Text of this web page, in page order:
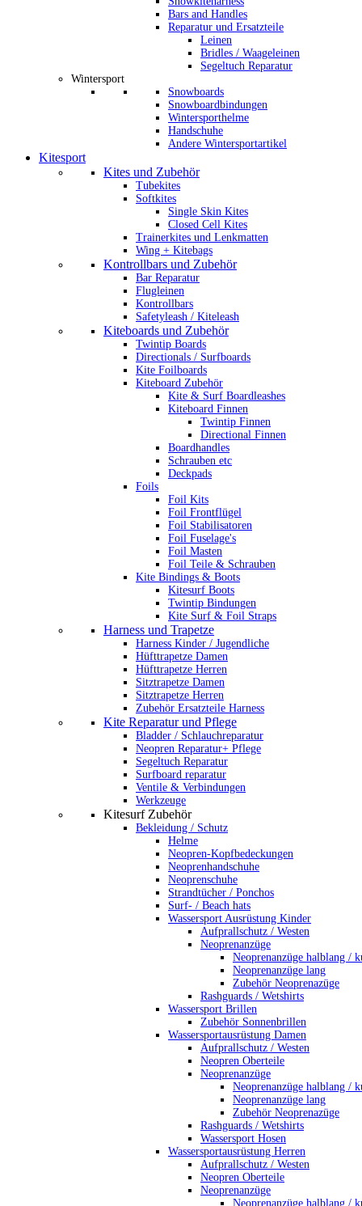
Bars and Handles
Reparatur und Ersatzteile
Leinen
Bridles / Waageleinen
Segeltuch Reparatur
Wintersport
Snowboards
Snowboardbindungen
Wintersporthelme
Handschuhe
Andere Wintersportartikel
Kitesport
Kites und Zubehör
Tubekites
Softkites
Single Skin Kites
Closed Cell Kites
Trainerkites und Lenkmatten
Wing + Kitebags
Kontrollbars und Zubehör
Bar Reparatur
Flugleinen
Kontrollbars
Safetyleash / Kiteleash
Kiteboards und Zubehör
Twintip Boards
Directionals / Surfboards
Kite Foilboards
Kiteboard Zubehör
Kite & Surf Boardleashes
Kiteboard Finnen
Twintip Finnen
Directional Finnen
Boardhandles
Schrauben etc
Deckpads
Foils
Foil Kits
Foil Frontflügel
Foil Stabilisatoren
Foil Fuselage's
Foil Masten
Foil Teile & Schrauben
Kite Bindings & Boots
Kitesurf Boots
Twintip Bindungen
Kite Surf & Foil Straps
Harness und Trapetze
Harness Kinder / Jugendliche
Hüfttrapetze Damen
Hüfttrapetze Herren
Sitztrapetze Damen
Sitztrapetze Herren
Zubehör Ersatzteile Harness
Kite Reparatur und Pflege
Bladder / Schlauchreparatur
Neopren Reparatur+ Pflege
Segeltuch Reparatur
Surfboard reparatur
Ventile & Verbindungen
Werkzeuge
Kitesurf Zubehör
Bekleidung / Schutz
Helme
Neopren-Kopfbedeckungen
Neoprenhandschuhe
Neoprenschuhe
Strandtücher / Ponchos
Surf- / Beach hats
Wassersport Ausrüstung Kinder
Aufprallschutz / Westen
Neoprenanzüge
Neoprenanzüge halblang /
Neoprenanzüge lang
Zubehör Neoprenazüge
Rashguards / Wetshirts
Wassersport Brillen
Zubehör Sonnenbrillen
Wassersportausrüstung Damen
Aufprallschutz / Westen
Neopren Oberteile
Neoprenanzüge
Neoprenanzüge halblang /
Neoprenanzüge lang
Zubehör Neoprenazüge
Rashguards / Wetshirts
Wassersport Hosen
Wassersportausrüstung Herren
Aufprallschutz / Westen
Neopren Oberteile
Neoprenanzüge
Neoprenanzüge halblang /